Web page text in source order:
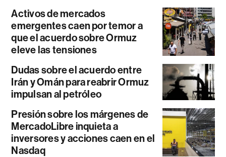
Activos de mercados
emergentes caen por temor a
que el acuerdo sobre Ormuz
eleve las tensiones
Dudas sobre el acuerdo entre
Irán y Omán para reabrir Ormuz
impulsan al petróleo
Presión sobre los márgenes de
MercadoLibre inquieta a
inversores y acciones caen en el
Nasdaq